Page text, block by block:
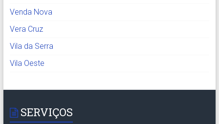
Venda Nova
Vera Cruz
Vila da Serra
Vila Oeste
SERVIÇOS